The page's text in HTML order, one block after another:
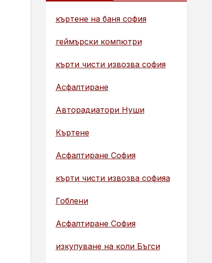
къртене на баня софия
геймърски компютри
кърти чисти извозва софия
Асфалтиране
Авторадиатори Нуши
Къртене
Асфалтиране София
кърти чисти извозва софияа
Гоблени
Асфалтиране София
изкупуване на коли Бъгси